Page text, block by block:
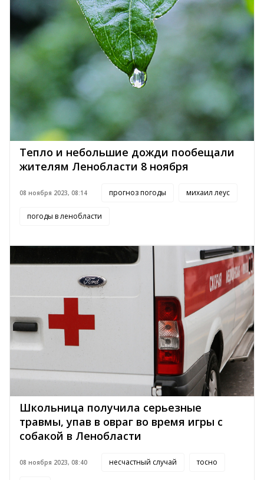
Тепло и небольшие дожди пообещали
жителям Ленобласти 8 ноября
08 ноября 2023, 08:14 прогноз погоды михаил леус
погоды в ленобласти
Школьница получила серьезные
травмы, упав в овраг во время игры с
собакой в Ленобласти
08 ноября 2023, 08:40 несчастный случай тосно